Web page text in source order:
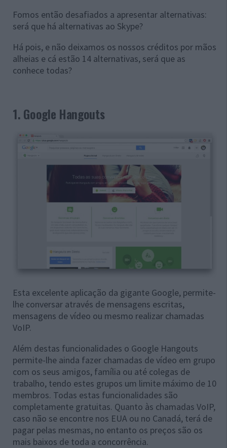
Fomos então desafiados a apresentar alternativas:
será que há alternativas ao Skype?
Há pois, e não deixamos os nossos créditos por mãos
alheias e cá estão 14 alternativas, será que as
conhece todas?
1. Google Hangouts
Esta excelente aplicação da gigante Google, permite-
lhe conversar através de mensagens escritas,
mensagens de vídeo ou mesmo realizar chamadas
VoIP.
Além destas funcionalidades o Google Hangouts
permite-lhe ainda fazer chamadas de vídeo em grupo
com os seus amigos, família ou até colegas de
trabalho, tendo estes grupos um limite máximo de 10
membros. Todas estas funcionalidades são
completamente gratuitas. Quanto às chamadas VoIP,
caso não se encontre nos EUA ou no Canadá, terá de
pagar pelas mesmas, no entanto os preços são os
mais baixos de toda a concorrência.